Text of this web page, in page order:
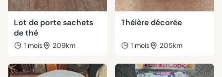
Lot de porte sachets
de thé
1 mois 209km
Théière décorée
1 mois 205km